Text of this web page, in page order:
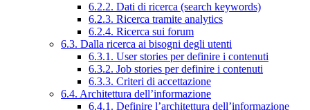
6.2.2. Dati di ricerca (search keywords)
6.2.3. Ricerca tramite analytics
6.2.4. Ricerca sui forum
6.3. Dalla ricerca ai bisogni degli utenti
6.3.1. User stories per definire i contenuti
6.3.2. Job stories per definire i contenuti
6.3.3. Criteri di accettazione
6.4. Architettura dell’informazione
6.4.1. Definire l’architettura dell’informazione